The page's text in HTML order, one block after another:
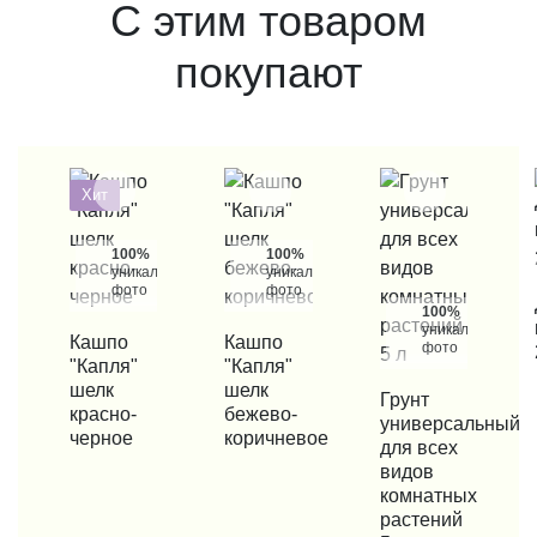
С этим товаром
покупают
Хит
100%
уникальные
фото
КУПИТЬ В 1 КЛИК
Кашпо
"Капля"
шелк
красно-
черное
100%
уникальные
фото
КУПИТЬ В 1 КЛИК
Кашпо
"Капля"
шелк
бежево-
коричневое
100%
уникальные
фото
КУПИТЬ В 1 КЛИК
Грунт
универсальный
для всех
видов
комнатных
растений